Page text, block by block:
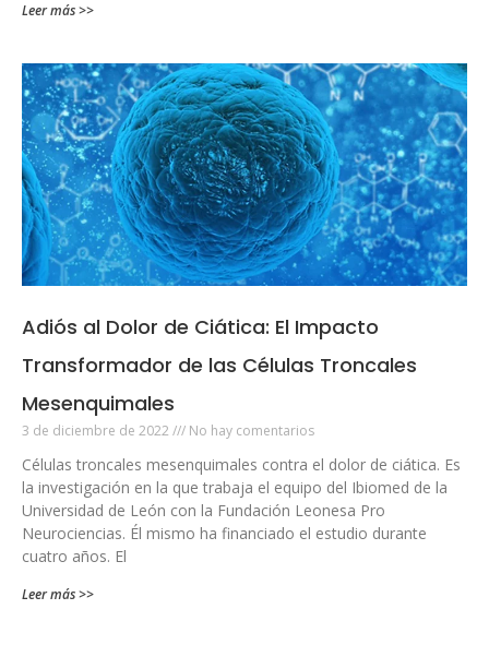
Leer más >>
Adiós al Dolor de Ciática: El Impacto
Transformador de las Células Troncales
Mesenquimales
3 de diciembre de 2022 No hay comentarios
Células troncales mesenquimales contra el dolor de ciática. Es
la investigación en la que trabaja el equipo del Ibiomed de la
Universidad de León con la Fundación Leonesa Pro
Neurociencias. Él mismo ha financiado el estudio durante
cuatro años. El
Leer más >>